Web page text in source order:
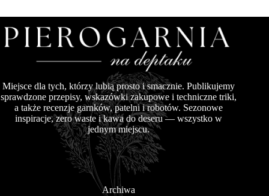
Miejsce dla tych, którzy lubią prosto i smacznie. Publikujemy
sprawdzone przepisy, wskazówki zakupowe i techniczne triki,
a także recenzje garnków, patelni i robotów. Sezonowe
inspiracje, zero waste i kawa do deseru — wszystko w
jednym miejscu.
Archiwa